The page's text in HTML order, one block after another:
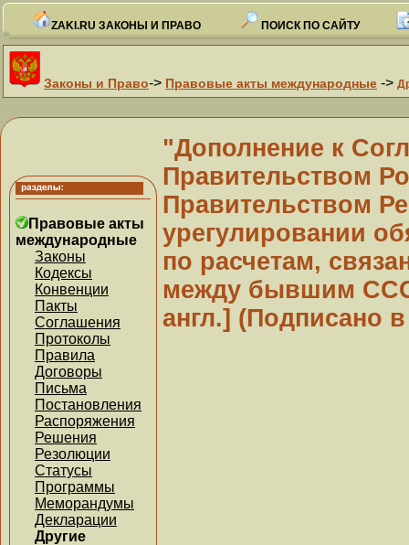
ZAKI.RU ЗАКОНЫ И ПРАВО ПОИСК ПО САЙТУ
Законы и Право-> Правовые акты международные ->
Правовые акты
международные
Законы
Кодексы
Конвенции
Пакты
Соглашения
Протоколы
Правила
Договоры
Письма
Постановления
Распоряжения
Решения
Резолюции
Статусы
Программы
Меморандумы
Декларации
Другие
"Дополнение к
Правительством
Правительством
урегулировании
по расчетам,
между бывшим
англ.] (Подписано